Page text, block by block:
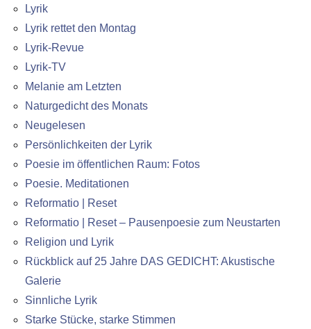
Lyrik
Lyrik rettet den Montag
Lyrik-Revue
Lyrik-TV
Melanie am Letzten
Naturgedicht des Monats
Neugelesen
Persönlichkeiten der Lyrik
Poesie im öffentlichen Raum: Fotos
Poesie. Meditationen
Reformatio | Reset
Reformatio | Reset – Pausenpoesie zum Neustarten
Religion und Lyrik
Rückblick auf 25 Jahre DAS GEDICHT: Akustische
Galerie
Sinnliche Lyrik
Starke Stücke, starke Stimmen